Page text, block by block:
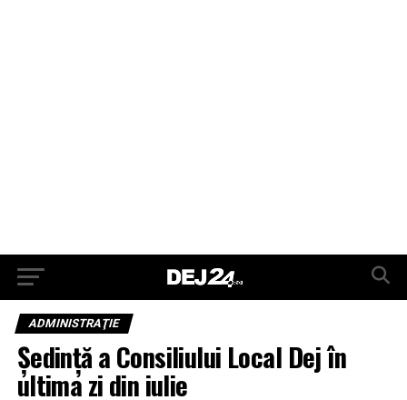
ADMINISTRAŢIE
Ședință a Consiliului Local Dej în
ultima zi din iulie